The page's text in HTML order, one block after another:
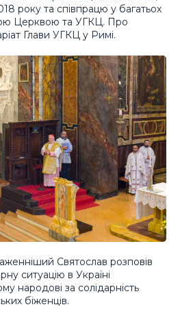
року та співпрацю у багатьох
Церквою та УГКЦ. Про
Глави УГКЦ у Римі.
Святослав розповів
ситуацію в Україні
народові за солідарність
біженців.